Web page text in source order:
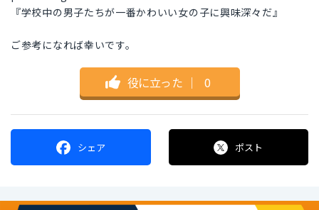
『学校中の男子たちが一番かわいい女の子に興味深々だ』
ご参考になれば幸いです。
役に立った ｜ 0
シェア ポスト